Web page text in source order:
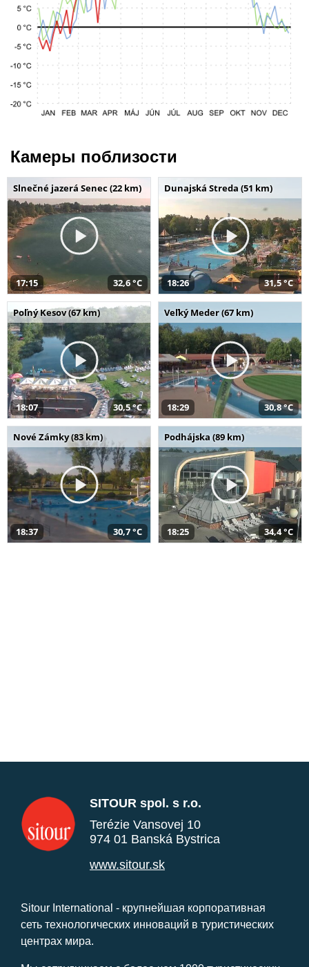
Камеры поблизости
Slnečné jazerá Senec (22 km)
17:15 32,6 °C
Dunajská Streda (51 km)
18:26 31,5 °C
Poľný Kesov (67 km)
18:07 30,5 °C
Veľký Meder (67 km)
18:29 30,8 °C
Nové Zámky (83 km)
18:37 30,7 °C
Podhájska (89 km)
18:25 34,4 °C
SITOUR spol. s r.o.
Terézie Vansovej 10
974 01 Banská Bystrica
www.sitour.sk
Sitour International - крупнейшая корпоративная
сеть технологических инноваций в туристических
центрах мира.